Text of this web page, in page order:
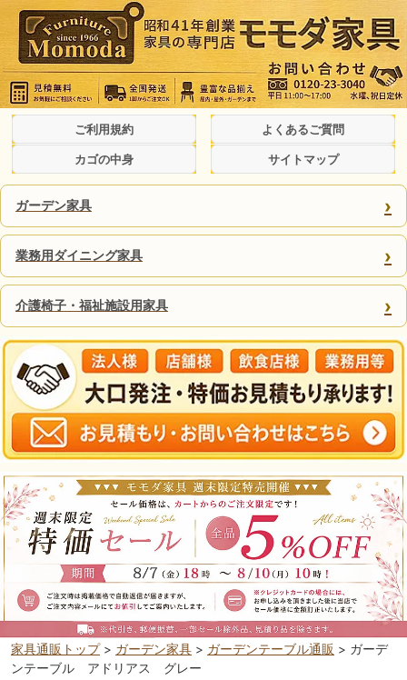
ご利用規約 よくあるご質問
カゴの中身 サイトマップ
ガーデン家具 ›
業務用ダイニング家具 ›
介護椅子・福祉施設用家具 ›
家具通販トップ> ガーデン家具 > ガーデンテーブル通販 > ガーデ
ンテーブル アドリアス グレー